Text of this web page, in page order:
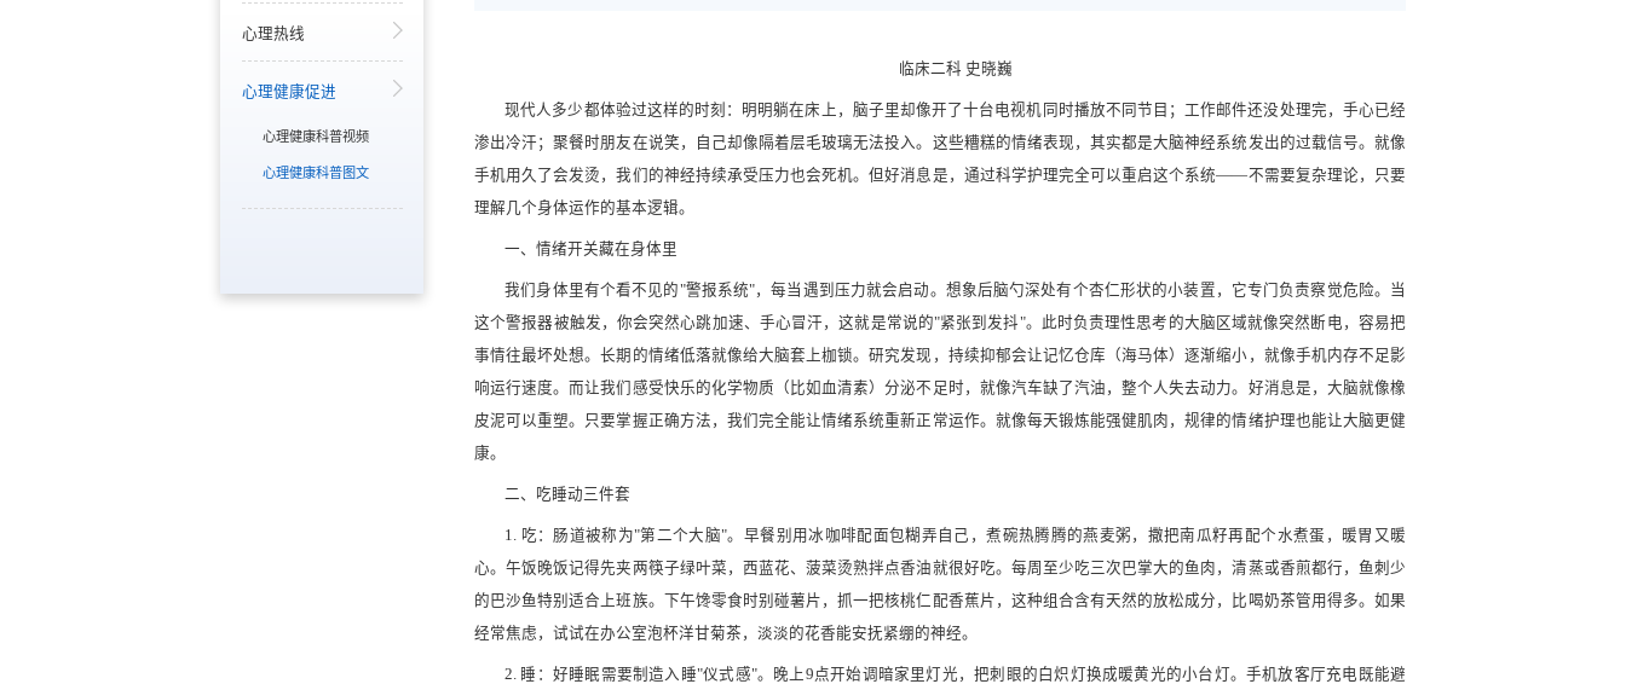
心理热线
心理健康促进
心理健康科普视频
心理健康科普图文
临床二科 史晓巍
现代人多少都体验过这样的时刻：明明躺在床上，脑子里却像开了十台电视机同时播放不同节目；工作邮件还没处理完，手心已经
渗出冷汗；聚餐时朋友在说笑，自己却像隔着层毛玻璃无法投入。这些糟糕的情绪表现，其实都是大脑神经系统发出的过载信号。就像
手机用久了会发烫，我们的神经持续承受压力也会死机。但好消息是，通过科学护理完全可以重启这个系统——不需要复杂理论，只要
理解几个身体运作的基本逻辑。
一、情绪开关藏在身体里
我们身体里有个看不见的"警报系统"，每当遇到压力就会启动。想象后脑勺深处有个杏仁形状的小装置，它专门负责察觉危险。当
这个警报器被触发，你会突然心跳加速、手心冒汗，这就是常说的"紧张到发抖"。此时负责理性思考的大脑区域就像突然断电，容易把
事情往最坏处想。长期的情绪低落就像给大脑套上枷锁。研究发现，持续抑郁会让记忆仓库（海马体）逐渐缩小，就像手机内存不足影
响运行速度。而让我们感受快乐的化学物质（比如血清素）分泌不足时，就像汽车缺了汽油，整个人失去动力。好消息是，大脑就像橡
皮泥可以重塑。只要掌握正确方法，我们完全能让情绪系统重新正常运作。就像每天锻炼能强健肌肉，规律的情绪护理也能让大脑更健
康。
二、吃睡动三件套
1. 吃：肠道被称为"第二个大脑"。早餐别用冰咖啡配面包糊弄自己，煮碗热腾腾的燕麦粥，撒把南瓜籽再配个水煮蛋，暖胃又暖
心。午饭晚饭记得先夹两筷子绿叶菜，西蓝花、菠菜烫熟拌点香油就很好吃。每周至少吃三次巴掌大的鱼肉，清蒸或香煎都行，鱼刺少
的巴沙鱼特别适合上班族。下午馋零食时别碰薯片，抓一把核桃仁配香蕉片，这种组合含有天然的放松成分，比喝奶茶管用得多。如果
经常焦虑，试试在办公室泡杯洋甘菊茶，淡淡的花香能安抚紧绷的神经。
2. 睡：好睡眠需要制造入睡"仪式感"。晚上9点开始调暗家里灯光，把刺眼的白炽灯换成暖黄光的小台灯。手机放客厅充电既能避